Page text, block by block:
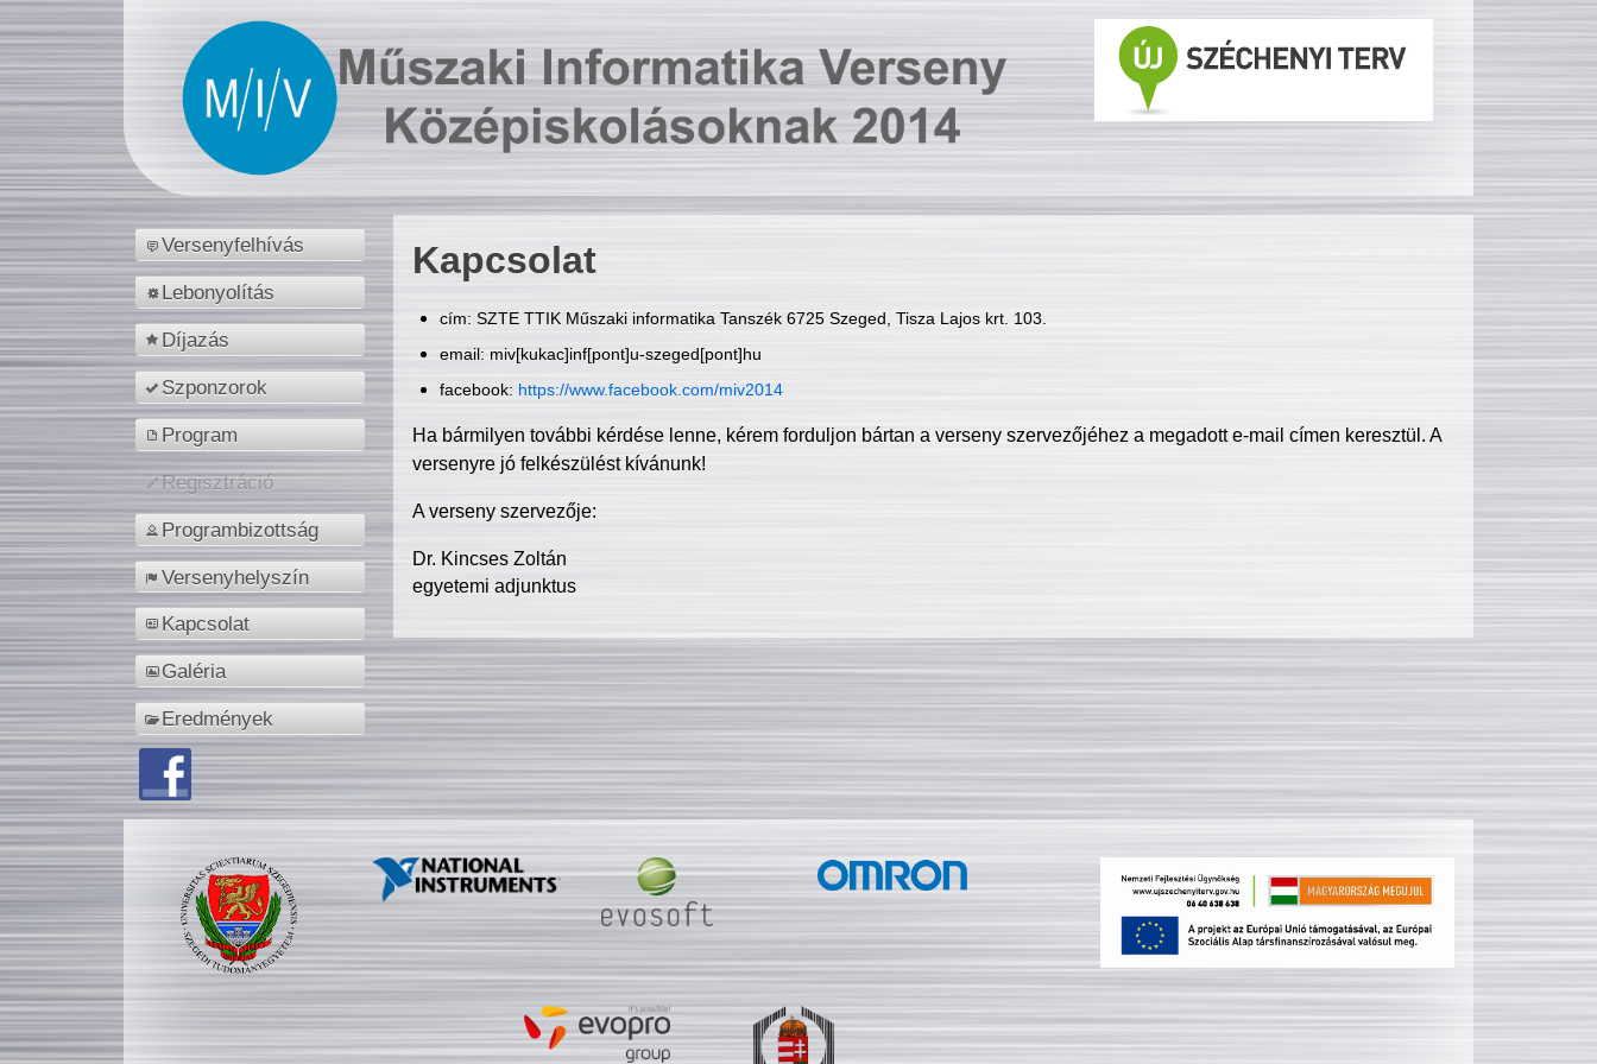
Versenyfelhívás
Lebonyolítás
Díjazás
Szponzorok
Program
Regisztráció
Programbizottság
Versenyhelyszín
Kapcsolat
Galéria
Eredmények
Kapcsolat
cím: SZTE TTIK Műszaki informatika Tanszék 6725 Szeged, Tisza Lajos krt. 103.
email: miv[kukac]inf[pont]u-szeged[pont]hu
facebook: https://www.facebook.com/miv2014
Ha bármilyen további kérdése lenne, kérem forduljon bártan a verseny szervezőjéhez a megadott e-mail címen keresztül. A
versenyre jó felkészülést kívánunk!
A verseny szervezője:
Dr. Kincses Zoltán
egyetemi adjunktus